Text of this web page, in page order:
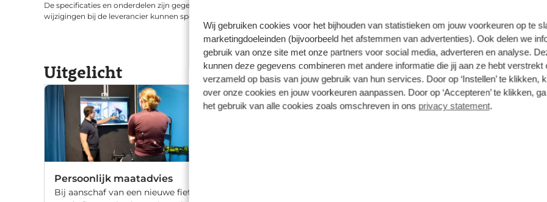
Wij gebruiken cookies voor het bijhouden van statistieken om jouw voorkeuren op te
marketingdoeleinden (bijvoorbeeld het afstemmen van advertenties). Ook delen we
gebruik van onze site met onze partners voor social media, adverteren en analyse.
kunnen deze gegevens combineren met andere informatie die jij aan ze hebt verstrekt
verzameld op basis van jouw gebruik van hun services. Door op ‘Instellen’ te klikken,
over onze cookies en jouw voorkeuren aanpassen. Door op ‘Accepteren’ te klikken,
het gebruik van alle cookies zoals omschreven in ons privacy statement.
De specificaties en onderdelen zijn gegeven op basis van aanlevering van de leverancier. Op basis van beschikbaarheid of
wijzigingen bij de leverancier kunnen specificaties afwijken.
Uitgelicht
Persoonlijk maatadvies
Bij aanschaf van een nieuwe fiets stellen